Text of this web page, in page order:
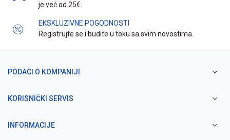
je već od 25€.
EKSKLUZIVNE POGODNOSTI
Registrujte se i budite u toku sa svim novostima.
PODACI O KOMPANIJI
KORISNIČKI SERVIS
INFORMACIJE